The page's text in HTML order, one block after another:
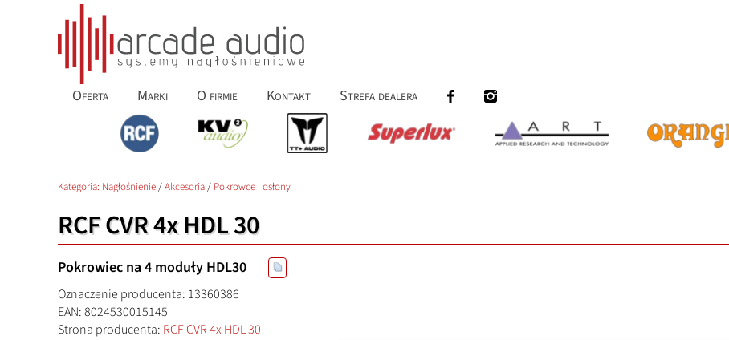
Oferta Marki O firmie Kontakt Strefa dealera
Kategoria: Nagłośnienie/Akcesoria/ Pokrowce i osłony
RCF CVR 4x HDL 30
Pokrowiec na 4 moduły HDL30
Oznaczenie producenta: 13360386
EAN: 8024530015145
Strona producenta: RCF CVR 4x HDL 30